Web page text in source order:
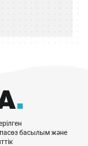
басылым және